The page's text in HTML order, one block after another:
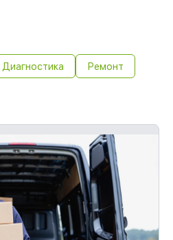
Диагностика Ремонт